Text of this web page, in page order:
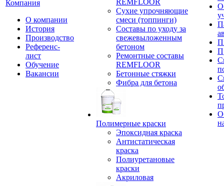
Компания
О компании
История
Производство
Референс-
лист
Обучение
Вакансии
REMFLOOR
Сухие упрочняющие
смеси (топпинги)
Составы по уходу за
свежевыложенным
бетоном
Ремонтные составы
REMFLOOR
Бетонные стяжки
Фибра для бетона
Полимерные краски
Эпоксидная краска
Антистатическая
краска
Полиуретановые
краски
Акриловая